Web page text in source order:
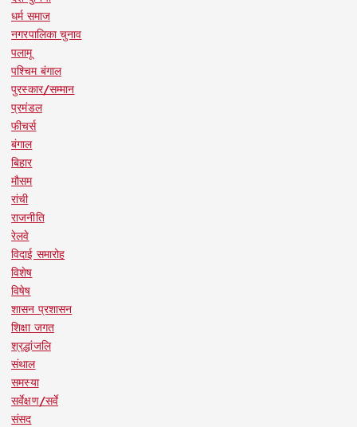
धर्म समाज
नगरपालिका चुनाव
पलामू
पश्चिम बंगाल
पुरस्कार/सम्मान
प्रमंडल
फीचर्स
बंगाल
बिहार
मौसम
रांची
राजनीति
रेलवे
विदाई समारोह
विशेष
विषेष
शासन प्रशासन
शिक्षा जगत
श्रद्धांजलि
संथाल
समस्या
सर्वेक्षण/सर्वे
संसद